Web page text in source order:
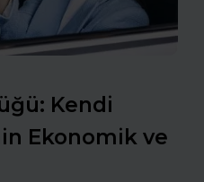
Kendi
Ekonomik ve